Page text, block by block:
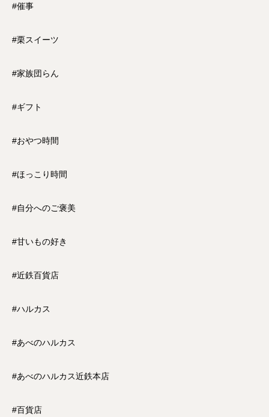
#催事
#栗スイーツ
#家族団らん
#ギフト
#おやつ時間
#ほっこり時間
#自分へのご褒美
#甘いもの好き
#近鉄百貨店
#ハルカス
#あべのハルカス
#あべのハルカス近鉄本店
#百貨店